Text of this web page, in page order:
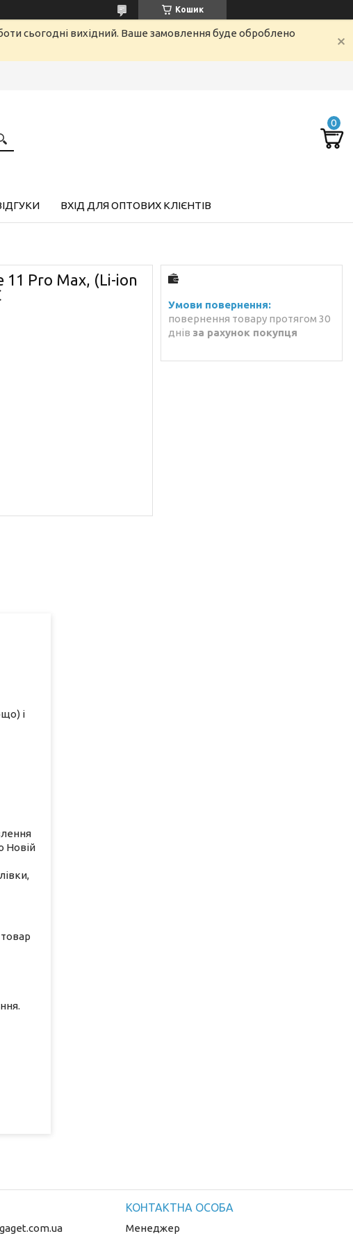
Кошик
сьогодні вихідний. Ваше замовлення буде оброблено
ВХІД ДЛЯ ОПТОВИХ КЛІЄНТІВ
11 Pro Max, (Li-ion
повернення товару протягом 30
днів за рахунок покупця
і
Новій
Менеджер